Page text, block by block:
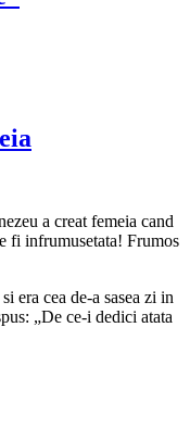
a creat femeia cand
fi infrumusetata! Frumos
era cea de-a sasea zi in
„De ce-i dedici atata